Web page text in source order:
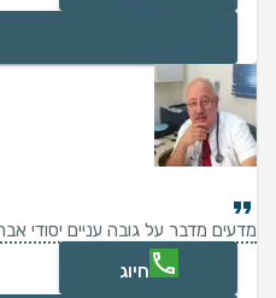
מדעים מדבר על גובה עניים יסודי
חיוג